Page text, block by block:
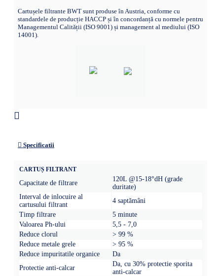
Cartușele filtrante BWT sunt produse în Austria, conforme cu
standardele de producție HACCP și în concordanță cu normele pentru
Managementul Calității (ISO 9001) și management al mediului (ISO
14001).
Specificatii
CARTUȘ FILTRANT
Capacitate de filtrare
120L @15-18°dH (grade
duritate)
Interval de inlocuire al
cartusului filtrant
4 saptămâni
Timp filtrare
5 minute
Valoarea Ph-ului
5,5 - 7,0
Reduce clorul
> 99 %
Reduce metale grele
> 95 %
Reduce impuritatile organice
Da
Protectie anti-calcar
Da, cu 30% protectie sporita
anti-calcar